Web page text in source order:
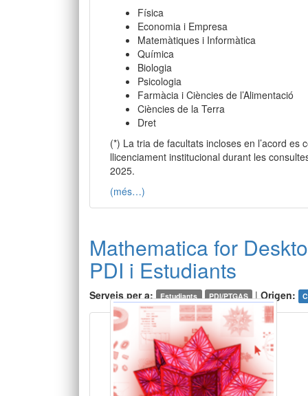
Física
Economia i Empresa
Matemàtiques i Informàtica
Química
Biologia
Psicologia
Farmàcia i Ciències de l’Alimentació
Ciències de la Terra
Dret
(*) La tria de facultats incloses en l’acord
llicenciament institucional durant les
2025.
(més…)
Mathematica for
PDI i Estudiants
Serveis per a: Estudiants PDI/PTGAS |Origen: